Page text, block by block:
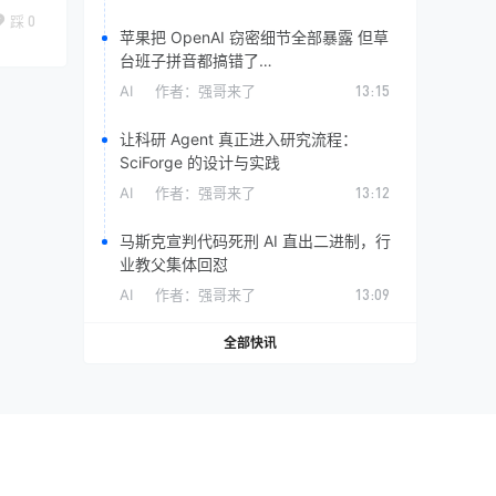
踩 0
苹果把 OpenAI 窃密细节全部暴露 但草
台班子拼音都搞错了…
AI 作者： 强哥来了 13:15
让科研 Agent 真正进入研究流程：
SciForge 的设计与实践
AI 作者： 强哥来了 13:12
马斯克宣判代码死刑 AI 直出二进制，行
业教父集体回怼
AI 作者： 强哥来了 13:09
全部快讯